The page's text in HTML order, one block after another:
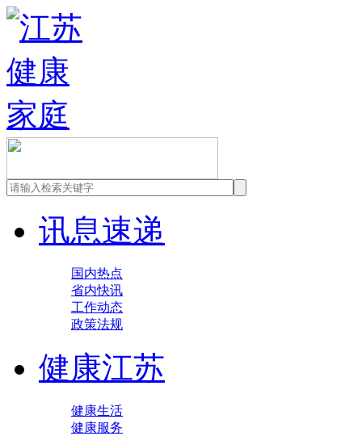
讯息速递
国内热点
省内快讯
工作动态
政策法规
健康江苏
健康生活
健康服务